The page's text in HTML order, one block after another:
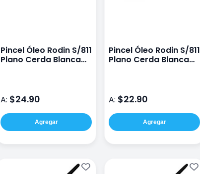
Pincel Óleo Rodin S/811
Plano Cerda Blanca
A: $24.90
Agregar
Pincel Óleo Rodin S/811
Plano Cerda Blanca
A: $22.90
Agregar